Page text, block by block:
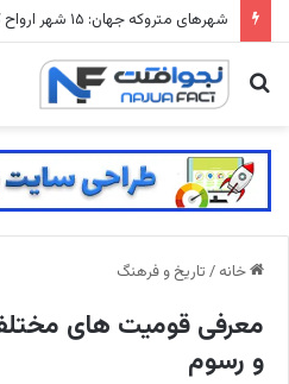
جستجو
خانه / تاریخ و فرهنگ
معرفی قومیت های
و رسوم